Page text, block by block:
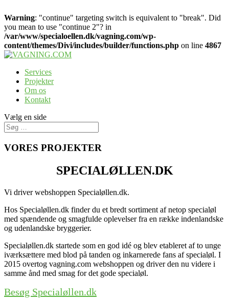
Warning: "continue" targeting switch is equivalent to "break". Did
you mean to use "continue 2"? in
/var/www/specialoellen.dk/vagning.com/wp-
content/themes/Divi/includes/builder/functions.php on line 4867
Services
Projekter
Om os
Kontakt
Vælg en side
VORES PROJEKTER
SPECIALØLLEN.DK
Vi driver webshoppen Specialøllen.dk.
Hos Specialøllen.dk finder du et bredt sortiment af netop specialøl
med spændende og smagfulde oplevelser fra en række indenlandske
og udenlandske bryggerier.
Specialøllen.dk startede som en god idé og blev etableret af to unge
iværksættere med blod på tanden og inkarnerede fans af specialøl. I
2015 overtog vagning.com webshoppen og driver den nu videre i
samme ånd med smag for det gode specialøl.
Besøg Specialøllen.dk